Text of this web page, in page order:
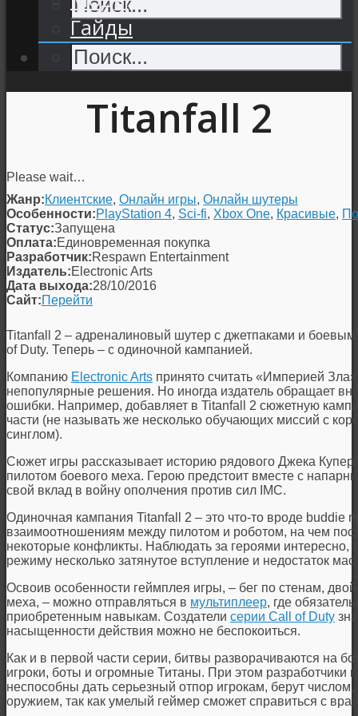
Гайды
Titanfall 2
Please wait…
Жанр:Клиентские, Онлайн игры, Онлайн шутеры
Особенности:PlayStation 4, Sci-fi, Xbox One, Красивые,
Статус:Запущена
Оплата:Единовременная покупка
Разработчик:Respawn Entertainment
Издатель:Electronic Arts
Дата выхода:28/10/2016
Сайт:Перейти
Titanfall
2 – адреналиновый шутер с джетпаками и
of Duty. Теперь – с одиночной кампанией.
Компанию Electronic Arts принято считать «Империей
непопулярные решения. Но иногда издатель обращает
ошибки. Например, добавляет в Titanfall
2 сюжетную
части (не называть же несколько обучающих миссий с
синглом).
Сюжет игры рассказывает историю рядового Джека
пилотом боевого меха. Герою предстоит вместе с
свой вклад в войну ополчения против сил IMC.
Одиночная кампания Titanfall
2 – это что-то вроде buddie
взаимоотношениям между пилотом и роботом, на чем
некоторые конфликты. Наблюдать за героями интересно,
режиму несколько затянутое вступление и недостаток
Освоив особенности геймплея игры, – бег по стенам,
меха, – можно отправляться в мультиплеер, где
приобретенным навыкам. Создатели серии Call of Duty
насыщенности действия можно не беспокоиться.
Как и в первой части серии, битвы разворачиваются на
игроки, боты и огромные Титаны. При этом
неспособны дать серьезный отпор игрокам, берут
оружием, так как умелый геймер сможет справиться с